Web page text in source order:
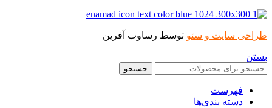
طراحی سایت و سئو توسط رساوب آفرین
بستن
جستجو
فهرست
دسته بندی‌ها